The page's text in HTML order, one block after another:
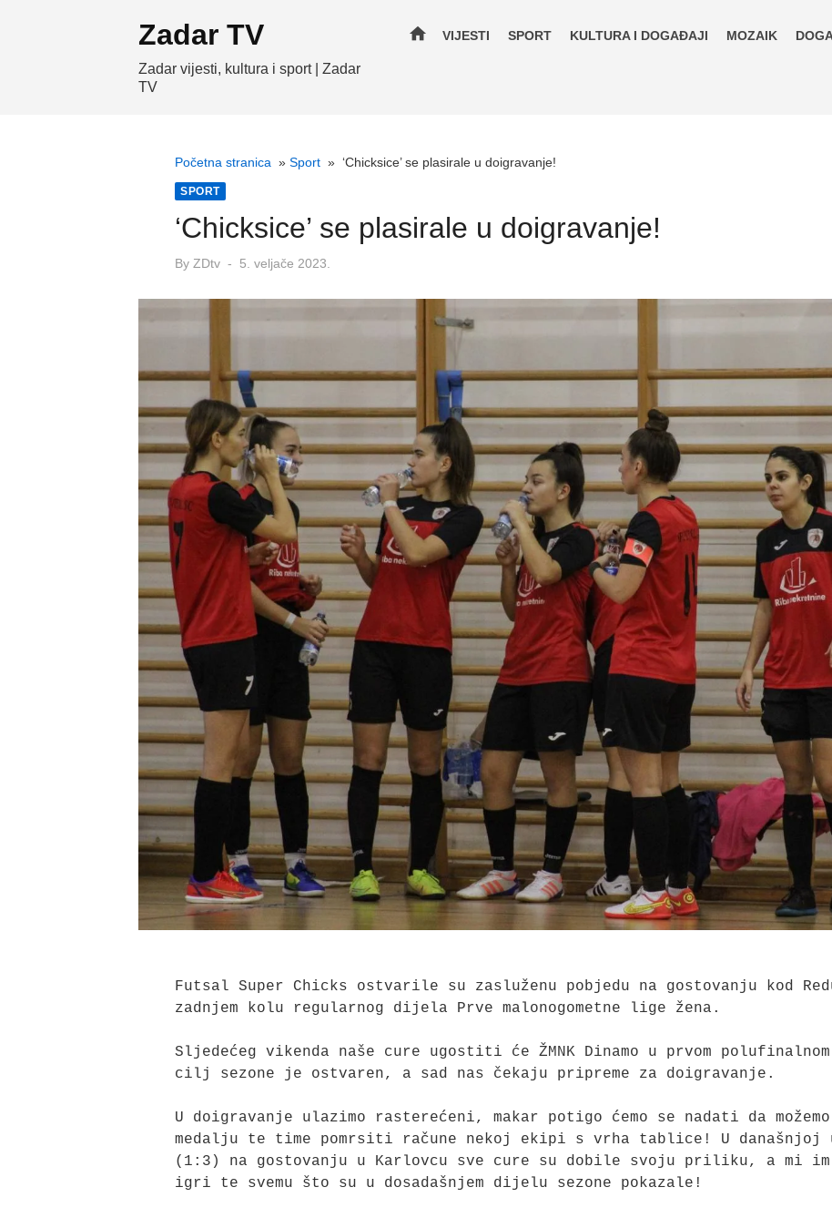
Zadar TV
Zadar vijesti, kultura i sport | Zadar
TV
home VIJESTI SPORT KULTURA I DOGAĐAJI MOZAIK
Početna stranica » Sport » ‘Chicksice’ se plasirale u doigravanje!
SPORT
‘Chicksice’ se plasirale u doigravanje!
By ZDtv
Posted
5. veljače 2023.
Futsal Super Chicks ostvarile su zasluženu pobjedu na gostovanju kod
zadnjem kolu regularnog dijela Prve malonogometne lige žena.
Sljedećeg vikenda naše cure ugostiti će ŽMNK Dinamo u prvom
cilj sezone je ostvaren, a sad nas čekaju pripreme za doigravanje.
U doigravanje ulazimo rasterećeni, makar potigo ćemo se nadati da
medalju te time pomrsiti račune nekoj ekipi s vrha tablice! U
(1:3) na gostovanju u Karlovcu sve cure su dobile svoju priliku, a mi
igri te svemu što su u dosadašnjem dijelu sezone pokazale!